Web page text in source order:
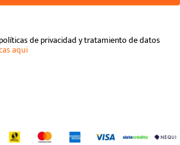
de privacidad y tratamiento de datos